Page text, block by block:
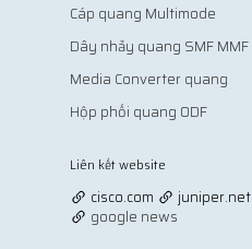
Cáp quang Multimode
Dây nhảy quang SMF MMF
Media Converter quang
Hộp phối quang ODF
Liên kết website
cisco.com
juniper.net
google news